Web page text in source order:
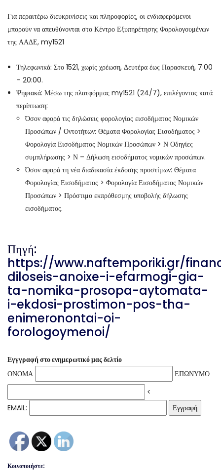
Για περαιτέρω διευκρινίσεις και πληροφορίες, οι ενδιαφερόμενοι
μπορούν να απευθύνονται στο Κέντρο Εξυπηρέτησης Φορολογουμένων
της ΑΑΔΕ, my1521
Τηλεφωνικά: Στο 1521, χωρίς χρέωση, Δευτέρα έως Παρασκευή, 7:00
– 20:00.
Ψηφιακά: Μέσω της πλατφόρμας my1521 (24/7), επιλέγοντας κατά
περίπτωση:
Όσον αφορά τις δηλώσεις φορολογίας εισοδήματος Νομικών
Προσώπων / Οντοτήτων: Θέματα Φορολογίας Εισοδήματος >
Φορολογία Εισοδήματος Νομικών Προσώπων > Ν Οδηγίες
συμπλήρωσης > Ν – Δήλωση εισοδήματος νομικών προσώπων.
Όσον αφορά τη νέα διαδικασία έκδοσης προστίμων: Θέματα
Φορολογίας Εισοδήματος > Φορολογία Εισοδήματος Νομικών
Προσώπων > Πρόστιμο εκπρόθεσμης υποβολής δήλωσης
εισοδήματος.
Πηγή:
https://www.naftemporiki.gr/
diloseis-anoixe-i-efarmogi-gia-
ta-nomika-prosopa-aytomata-
i-ekdosi-prostimon-pos-tha-
enimeronontai-oi-
forologoymenoi/
Εγγγραφή στο ενημερωτικό μας δελτίο
ΟΝΟΜΑ
ΕΠΩΝΥΜΟ
<
EMAIL:
Κοινοποιήστε: